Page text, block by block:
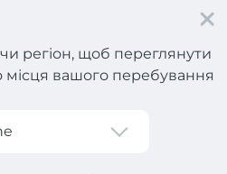
регіон, щоб переглянути
місця вашого перебування
з Італії